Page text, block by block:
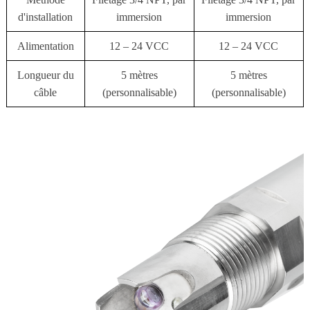
d'installation
immersion
immersion
Alimentation 12 – 24 VCC 12 – 24 VCC
Longueur du
câble
5 mètres
(personnalisable)
5 mètres
(personnalisable)